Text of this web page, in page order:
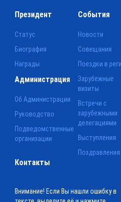
Президент
Статус
Биография
Награды
События
Новости
Совещания
Поездки в
Зарубежные
визиты
Встречи с
зарубежными
делегациями
Выступления
Поздравления
Администрация
Об Администрации
Руководство
Подведомственные
организации
Контакты
Внимание! Если Вы нашли ошибку в